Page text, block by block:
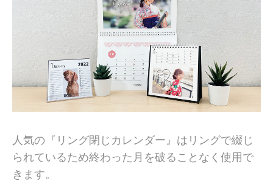
人気の『リング閉じカレンダー』はリングで綴じ
られているため終わった月を破ることなく使用で
きます。